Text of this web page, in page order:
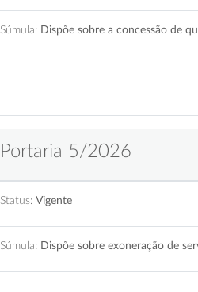
Súmula: Dispõe sobre a concessão de
Portaria 5/2026
Status: Vigente
Súmula: Dispõe sobre exoneração de